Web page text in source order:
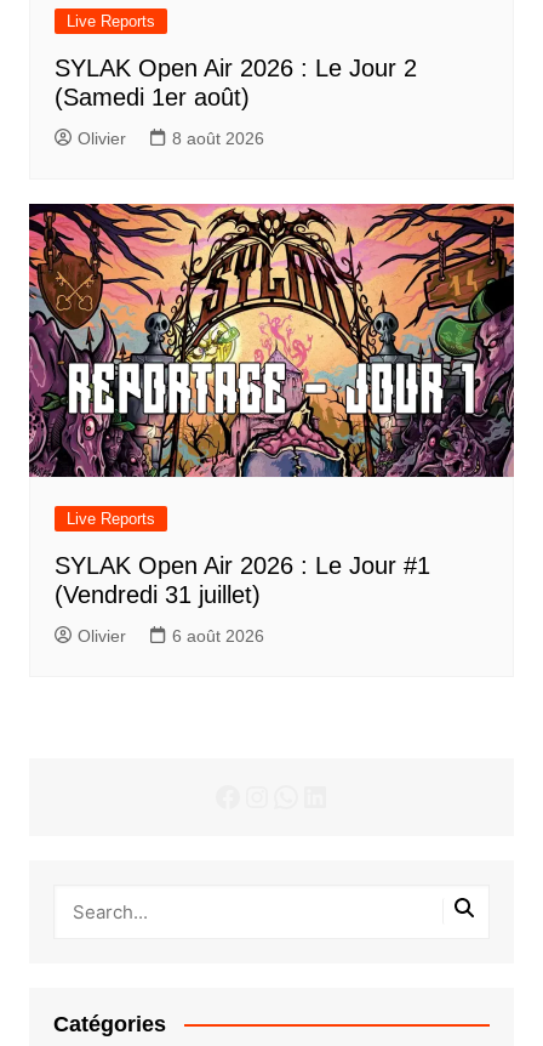
Live Reports
SYLAK Open Air 2026 : Le Jour 2
(Samedi 1er août)
Olivier 8 août 2026
Live Reports
SYLAK Open Air 2026 : Le Jour #1
(Vendredi 31 juillet)
Olivier 6 août 2026
Catégories